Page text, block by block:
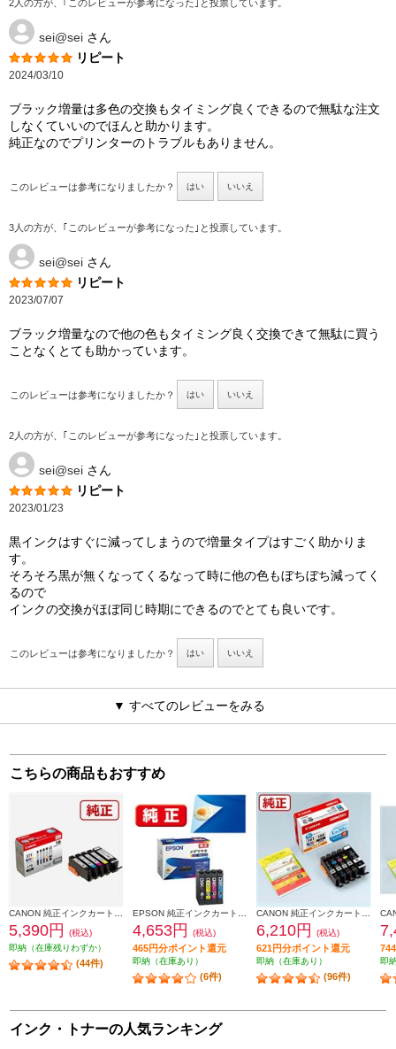
2人の方が、｢このレビューが参考になった｣と投票しています。
sei@sei さん
リピート
2024/03/10
ブラック増量は多色の交換もタイミング良くできるので無駄な注文
しなくていいのでほんと助かります。
純正なのでプリンターのトラブルもありません。
このレビューは参考になりましたか？ はい いいえ
3人の方が、｢このレビューが参考になった｣と投票しています。
sei@sei さん
リピート
2023/07/07
ブラック増量なので他の色もタイミング良く交換できて無駄に買う
ことなくとても助かっています。
このレビューは参考になりましたか？ はい いいえ
2人の方が、｢このレビューが参考になった｣と投票しています。
sei@sei さん
リピート
2023/01/23
黒インクはすぐに減ってしまうので増量タイプはすごく助かりま
す。
そろそろ黒が無くなってくるなって時に他の色もぼちぼち減ってく
るので
インクの交換がほぼ同じ時期にできるのでとても良いです。
このレビューは参考になりましたか？ はい いいえ
▼ すべてのレビューをみる
こちらの商品もおすすめ
5,390円
(税込)
即納（在庫残りわずか）
(44件)
4,653円 (税込)
465円分ポイント還元
即納（在庫あり）
(6件)
6,210円 (税込)
621円分ポイント還元
即納（在庫あり）
(96件)
即
インク・トナーの人気ランキング